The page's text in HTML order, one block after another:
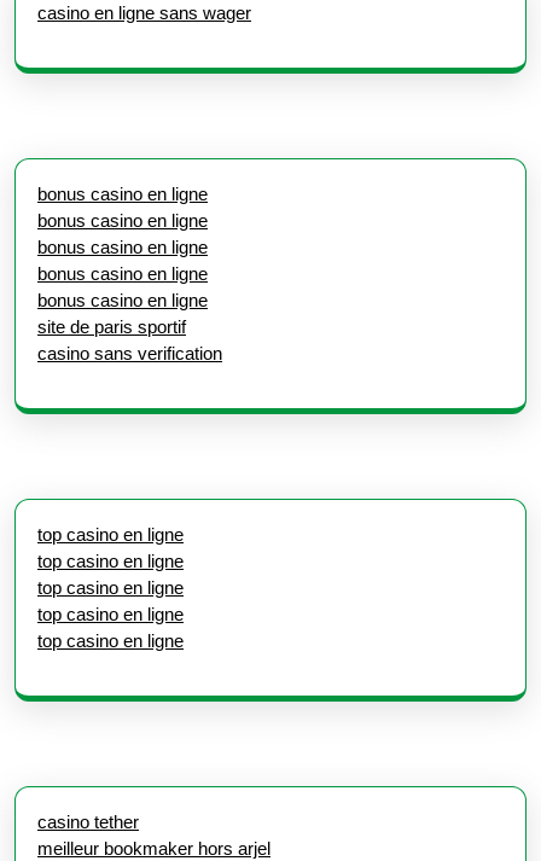
casino en ligne sans wager
bonus casino en ligne
bonus casino en ligne
bonus casino en ligne
bonus casino en ligne
bonus casino en ligne
site de paris sportif
casino sans verification
top casino en ligne
top casino en ligne
top casino en ligne
top casino en ligne
top casino en ligne
casino tether
meilleur bookmaker hors arjel